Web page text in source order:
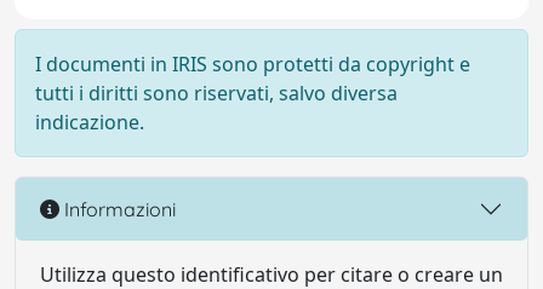
I documenti in IRIS sono protetti da copyright e
tutti i diritti sono riservati, salvo diversa
indicazione.
Informazioni
Utilizza questo identificativo per citare o creare un